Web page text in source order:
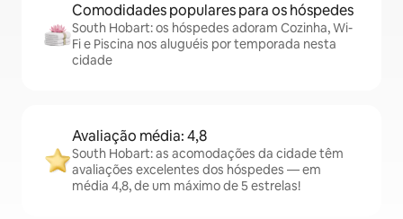
Comodidades populares para os hóspedes
South Hobart: os hóspedes adoram Cozinha, Wi-
Fi e Piscina nos aluguéis por temporada nesta
cidade
Avaliação média: 4,8
South Hobart: as acomodações da cidade têm
avaliações excelentes dos hóspedes — em
média 4,8, de um máximo de 5 estrelas!